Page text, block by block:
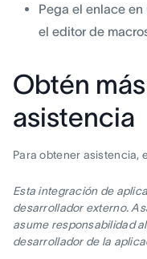
Pega el enlace
el editor de
Obtén
asistencia
Para obtener asistencia,
Esta integración de
desarrollador externo.
asume responsabilidad
desarrollador de la